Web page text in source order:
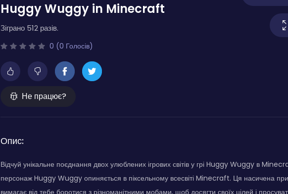
Huggy Wuggy in Minecraft
Зіграно 512 разів.
0 (0 Голосів)
Не працює?
Опис:
Відчуй унікальне поєднання двох улюблених ігрових світів у грі Huggy Wuggy в
персонаж Huggy Wuggy опиняється в піксельному всесвіті Minecraft. Ця насичена
вимагає від тебе боротися з різноманітними мобами, щоб досягти своїх цілей і